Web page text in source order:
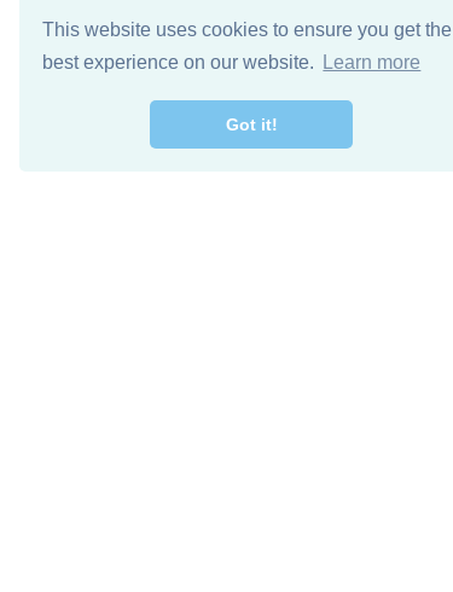
This website uses cookies to ensure you get the
best experience on our website.
Learn more
Got it!